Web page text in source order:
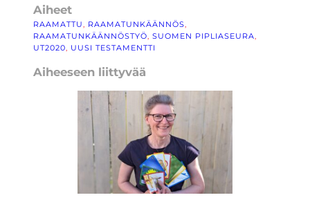
Aiheet
RAAMATTU, RAAMATUNKÄÄNNÖS
RAAMATUNKÄÄNNÖSTYÖ, SUOMEN PIPLIASEURA
UT2020, UUSI TESTAMENTTI
Aiheeseen liittyvää